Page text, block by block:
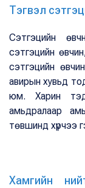
Тэгвэл
Сэтгэцийн
сэтгэцийн
сэтгэцийн
авирын хувьд
юм. Харин
амьдралаар
төвшинд хүрчээ
Хамгийн